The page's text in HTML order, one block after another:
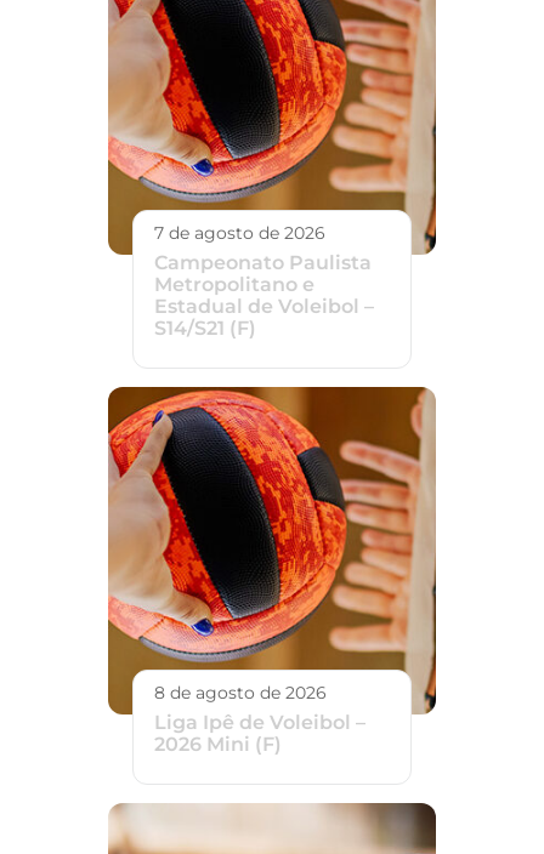
7 de agosto de 2026
Campeonato Paulista
Metropolitano e
Estadual de Voleibol –
S14/S21 (F)
8 de agosto de 2026
Liga Ipê de Voleibol –
2026 Mini (F)